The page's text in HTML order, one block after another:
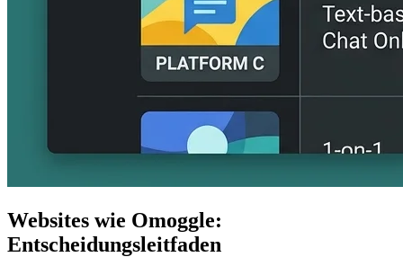
Websites wie Omoggle:
Entscheidungsleitfaden